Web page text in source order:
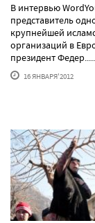
В интервью
представитель
крупнейшей
организаций в
президент
16 ЯНВАРЯ'2012